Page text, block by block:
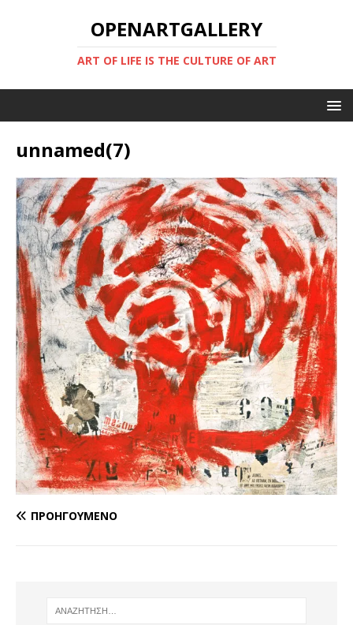
OPENARTGALLERY
ART OF LIFE IS THE CULTURE OF ART
unnamed(7)
ΠΡΟΗΓΟΎΜΕΝΟ